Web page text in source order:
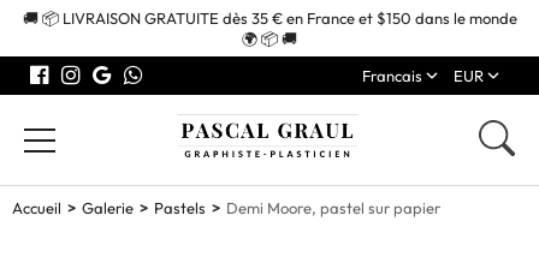
🚚 📦 LIVRAISON GRATUITE dès 35 € en France et $150 dans le monde
🌍 📦 🚚
Francais
EUR
Accueil Galerie Pastels Demi Moore, pastel sur papier